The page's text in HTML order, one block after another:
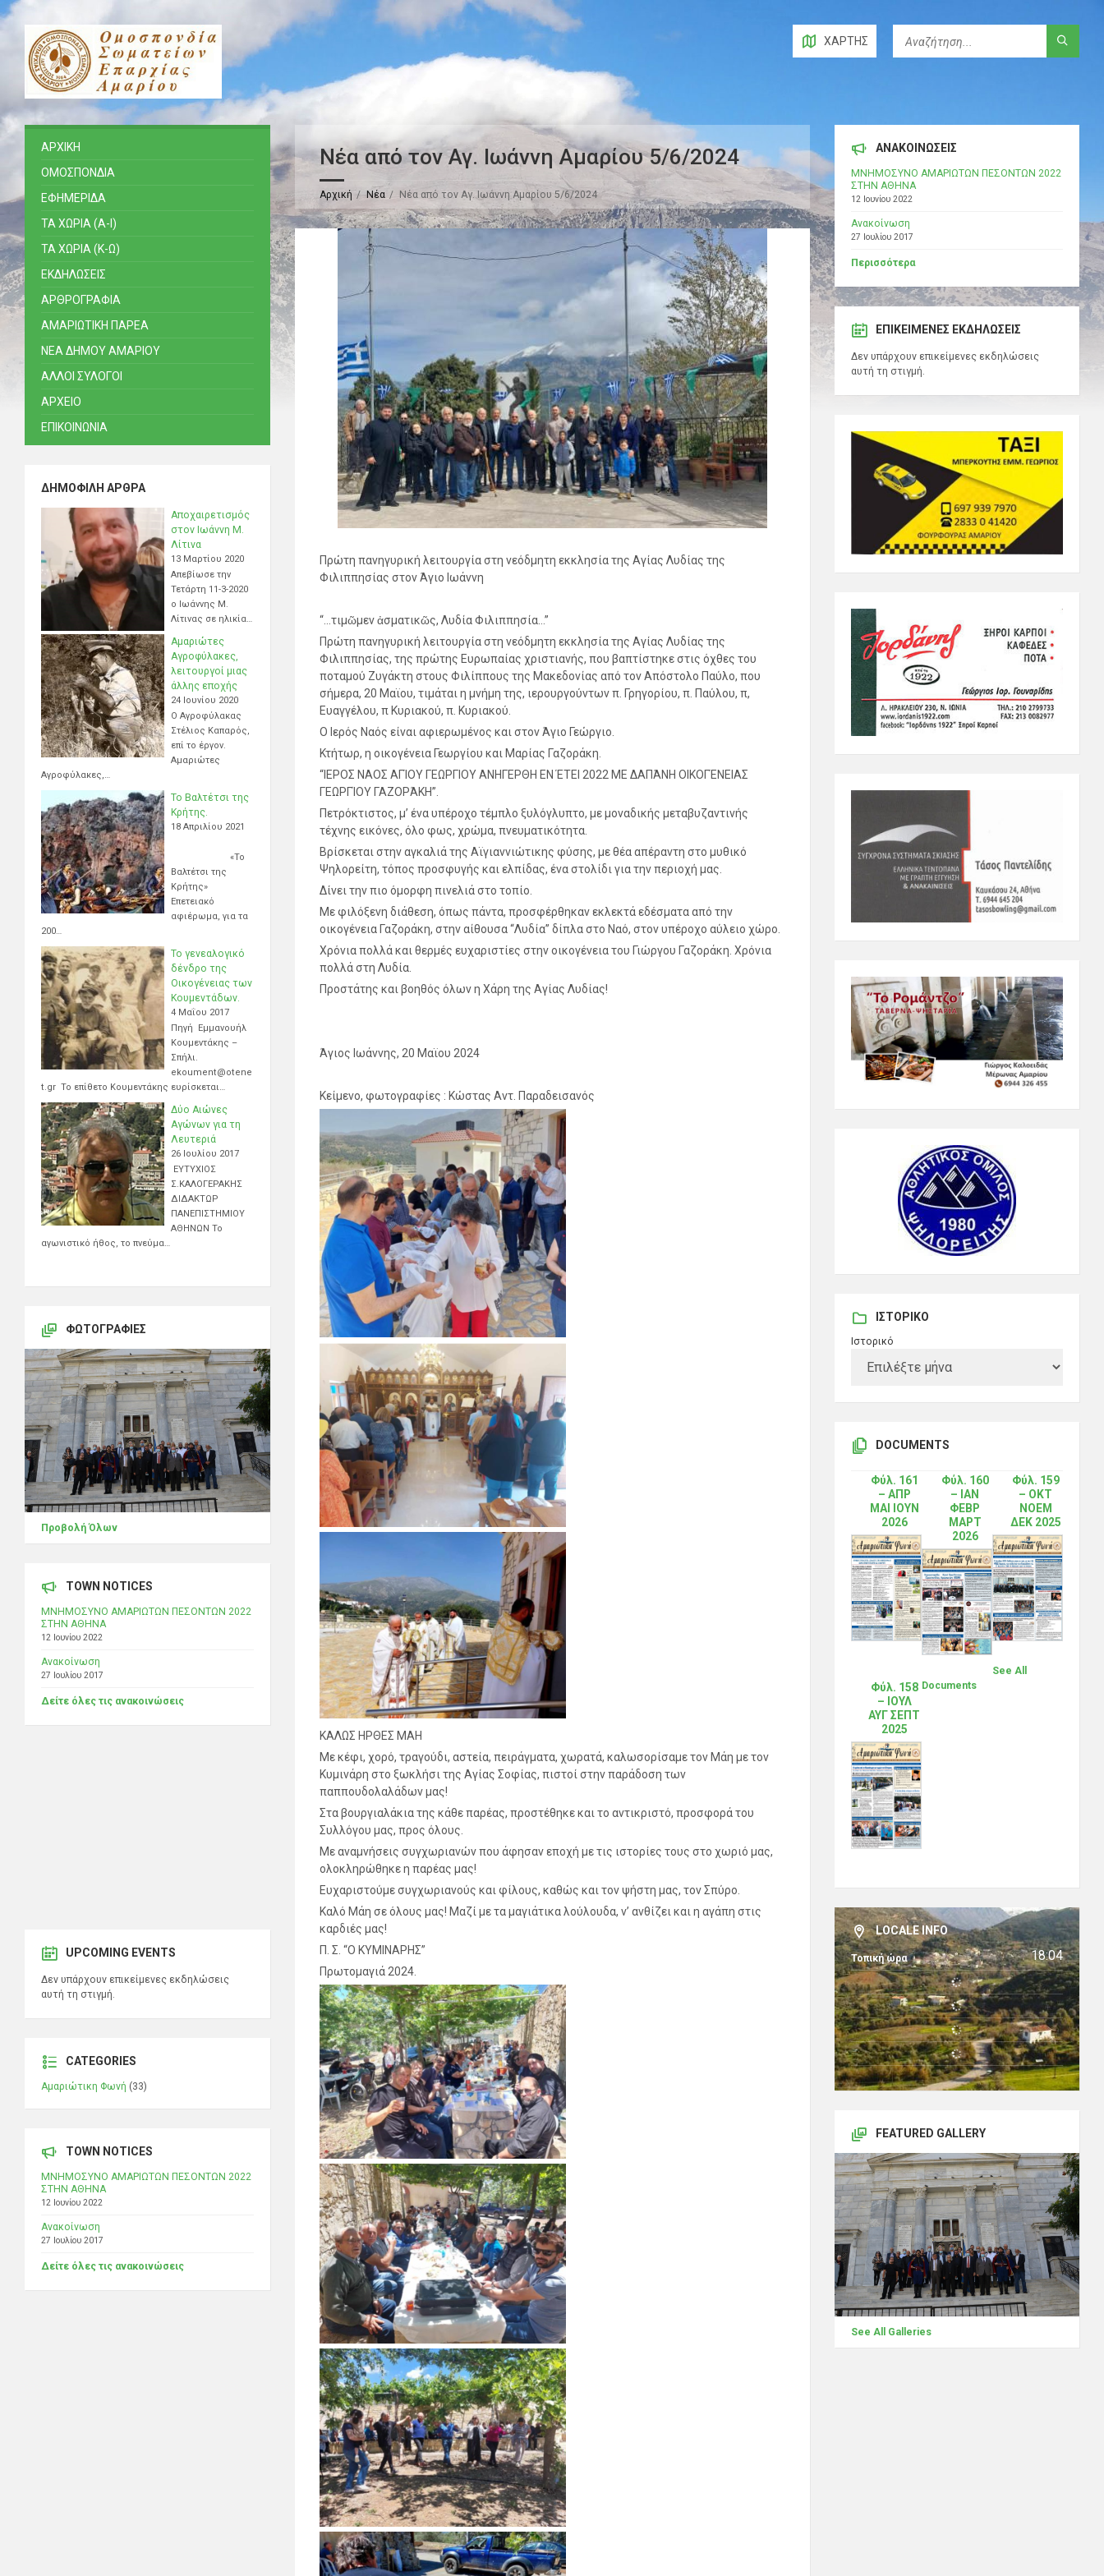
ΧΆΡΤΗΣ
Νέα από τον Αγ. Ιωάννη Αμαρίου 5/6/2024
Αρχική Νέα Νέα από τον Αγ. Ιωάννη Αμαρίου 5/6/2024
Πρώτη πανηγυρική λειτουργία στη νεόδμητη εκκλησία της Αγίας Λυδίας της
Φιλιππησίας στον Άγιο Ιωάννη
“…τιμῶμεν ἀσματικῶς, Λυδία Φιλιππησία…”
Πρώτη πανηγυρική λειτουργία στη νεόδμητη εκκλησία της Αγίας Λυδίας της
Φιλιππησίας, της πρώτης Ευρωπαίας χριστιανής, που βαπτίστηκε στις όχθες του
ποταμού Ζυγάκτη στους Φιλίππους της Μακεδονίας από τον Απόστολο Παύλο, που
σήμερα, 20 Μαϊου, τιμάται η μνήμη της, ιερουργούντων π. Γρηγορίου, π. Παύλου, π,
Ευαγγέλου, π Κυριακού, π. Κυριακού.
Ο Ιερός Ναός είναι αφιερωμένος και στον Άγιο Γεώργιο.
Κτήτωρ, η οικογένεια Γεωργίου και Μαρίας Γαζοράκη.
“ΙΕΡΟΣ ΝΑΟΣ ΑΓΊΟΥ ΓΕΩΡΓΙΟΥ ΑΝΗΓΕΡΘΗ ΕΝ ΈΤΕΙ 2022 ΜΕ ΔΑΠΆΝΗ ΟΙΚΟΓΈΝΕΙΑΣ
ΓΕΩΡΓΊΟΥ ΓΑΖΟΡΆΚΗ”.
Πετρόκτιστος, μ’ ένα υπέροχο τέμπλο ξυλόγλυπτο, με μοναδικής μεταβυζαντινής
τέχνης εικόνες, όλο φως, χρώμα, πνευματικότητα.
Βρίσκεται στην αγκαλιά της Αϊγιαννιώτικης φύσης, με θέα απέραντη στο μυθικό
Ψηλορείτη, τόπος προσφυγής και ελπίδας, ένα στολίδι για την περιοχή μας.
Δίνει την πιο όμορφη πινελιά στο τοπίο.
Με φιλόξενη διάθεση, όπως πάντα, προσφέρθηκαν εκλεκτά εδέσματα από την
οικογένεια Γαζοράκη, στην αίθουσα “Λυδία” δίπλα στο Ναό, στον υπέροχο αύλειο χώρο.
Χρόνια πολλά και θερμές ευχαριστίες στην οικογένεια του Γιώργου Γαζοράκη. Χρόνια
πολλά στη Λυδία.
Προστάτης και βοηθός όλων η Χάρη της Αγίας Λυδίας!
Άγιος Ιωάννης, 20 Μαϊου 2024
Κείμενο, φωτογραφίες : Κώστας Αντ. Παραδεισανός
ΚΑΛΩΣ ΗΡΘΕΣ ΜΑΗ
Με κέφι, χορό, τραγούδι, αστεία, πειράγματα, χωρατά, καλωσορίσαμε τον Μάη με τον
Κυμινάρη στο ξωκλήσι της Αγίας Σοφίας, πιστοί στην παράδοση των
παππουδολαλάδων μας!
Στα βουργιαλάκια της κάθε παρέας, προστέθηκε και το αντικριστό, προσφορά του
Συλλόγου μας, προς όλους.
Με αναμνήσεις συγχωριανών που άφησαν εποχή με τις ιστορίες τους στο χωριό μας,
ολοκληρώθηκε η παρέας μας!
Ευχαριστούμε συγχωριανούς και φίλους, καθώς και τον ψήστη μας, τον Σπύρο.
Καλό Μάη σε όλους μας! Μαζί με τα μαγιάτικα λούλουδα, ν’ ανθίζει και η αγάπη στις
καρδιές μας!
Π. Σ. “Ο ΚΥΜΙΝΑΡΗΣ”
Πρωτομαγιά 2024.
ΑΡΧΙΚΗ
ΟΜΟΣΠΟΝΔΙΑ
ΕΦΗΜΕΡΙΔΑ
ΤΑ ΧΩΡΙΑ (Α-Ι)
ΤΑ ΧΩΡΙΑ (Κ-Ω)
ΕΚΔΗΛΩΣΕΙΣ
ΑΡΘΡΟΓΡΑΦΙΑ
ΑΜΑΡΙΩΤΙΚΗ ΠΑΡΕΑ
ΝΕΑ ΔΗΜΟΥ ΑΜΑΡΙΟΥ
ΑΛΛΟΙ ΣΥΛΟΓΟΙ
ΑΡΧΕΙΟ
ΕΠΙΚΟΙΝΩΝΙΑ
ΔΗΜΟΦΙΛΉ ΆΡΘΡΑ
Αποχαιρετισμός
στον Ιωάννη Μ.
Λίτινα
13 Μαρτίου 2020
Απεβίωσε την
Τετάρτη 11-3-2020
ο Ιωάννης Μ.
Λίτινας σε ηλικία…
Αμαριώτες
Αγροφύλακες,
λειτουργοί μιας
άλλης εποχής
24 Ιουνίου 2020
Ο Αγροφύλακας
Στέλιος Καπαρός,
επί το έργον.
Αμαριώτες
Αγροφύλακες,…
Το Βαλτέτσι της
Κρήτης.
18 Απριλίου 2021
«Το
Βαλτέτσι της
Κρήτης»
Επετειακό
αφιέρωμα, για τα
200…
Το γενεαλογικό
δένδρο της
Οικογένειας των
Κουμεντάδων.
4 Μαΐου 2017
Πηγή Εμμανουήλ
Κουμεντάκης –
Σπήλι.
ekoument@otene
t.gr Το επίθετο Κουμεντάκης ευρίσκεται…
Δύο Αιώνες
Αγώνων για τη
Λευτεριά
26 Ιουλίου 2017
ΕΥΤΥΧΙΟΣ
Σ.ΚΑΛΟΓΕΡΑΚΗΣ
ΔΙΔΑΚΤΩΡ
ΠΑΝΕΠΙΣΤΗΜΙΟΥ
ΑΘΗΝΩΝ Το
αγωνιστικό ήθος, το πνεύμα…
ΦΩΤΟΓΡΑΦΊΕΣ
Προβολή Όλων
TOWN NOTICES
ΜΝΗΜΟΣΥΝΟ ΑΜΑΡΙΩΤΩΝ ΠΕΣΟΝΤΩΝ 2022
ΣΤΗΝ ΑΘΗΝΑ
12 Ιουνίου 2022
Ανακοίνωση
27 Ιουλίου 2017
Δείτε όλες τις ανακοινώσεις
UPCOMING EVENTS
Δεν υπάρχουν επικείμενες εκδηλώσεις
αυτή τη στιγμή.
CATEGORIES
Αμαριώτικη Φωνή (33)
TOWN NOTICES
ΜΝΗΜΟΣΥΝΟ ΑΜΑΡΙΩΤΩΝ ΠΕΣΟΝΤΩΝ 2022
ΣΤΗΝ ΑΘΗΝΑ
12 Ιουνίου 2022
Ανακοίνωση
27 Ιουλίου 2017
Δείτε όλες τις ανακοινώσεις
ΑΝΑΚΟΙΝΩΣΕΙΣ
ΜΝΗΜΟΣΥΝΟ ΑΜΑΡΙΩΤΩΝ ΠΕΣΟΝΤΩΝ 2022
ΣΤΗΝ ΑΘΗΝΑ
12 Ιουνίου 2022
Ανακοίνωση
27 Ιουλίου 2017
Περισσότερα
ΕΠΙΚΕΊΜΕΝΕΣ ΕΚΔΗΛΏΣΕΙΣ
Δεν υπάρχουν επικείμενες εκδηλώσεις
αυτή τη στιγμή.
ΙΣΤΟΡΙΚΌ
Ιστορικό
DOCUMENTS
Φύλ. 161
– ΑΠΡ
ΜΑΙ ΙΟΥΝ
2026
Φύλ. 160
– ΙΑΝ
ΦΕΒΡ
ΜΑΡΤ
2026
Φύλ. 159
– ΟΚΤ
ΝΟΕΜ
ΔΕΚ 2025
Φύλ. 158
– ΙΟΥΛ
ΑΥΓ ΣΕΠΤ
2025
See All
Documents
LOCALE INFO
Τοπική ώρα 18:04
FEATURED GALLERY
See All Galleries